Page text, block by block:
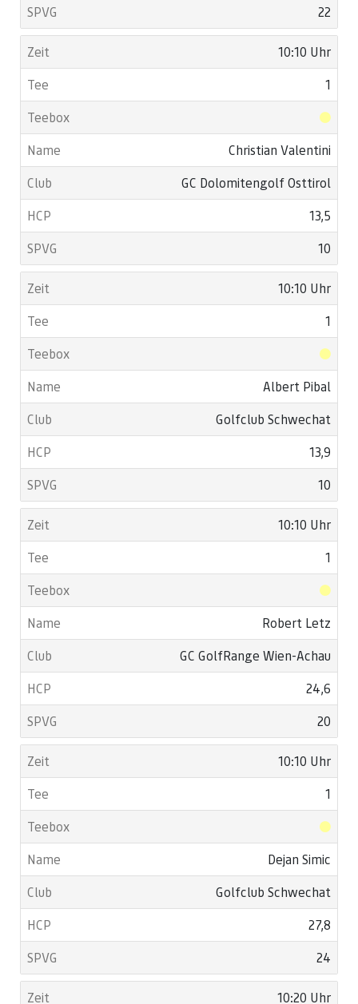
22
10:10 Uhr
1
Christian Valentini
GC Dolomitengolf Osttirol
13,5
10
10:10 Uhr
1
Albert Pibal
Golfclub Schwechat
13,9
10
10:10 Uhr
1
Robert Letz
GC GolfRange Wien-Achau
24,6
20
10:10 Uhr
1
Dejan Simic
Golfclub Schwechat
27,8
24
10:20 Uhr